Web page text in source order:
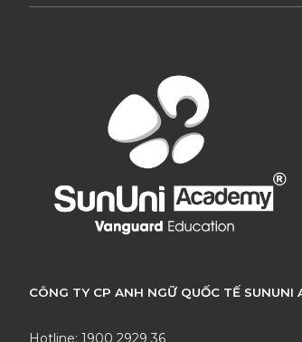
CÔNG TY CP ANH NGỮ QUỐC TẾ SUNUNI
Hotline: 1900 2929 36